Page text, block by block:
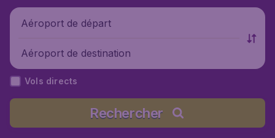
Aéroport de départ
Aéroport de destination
Vols directs
Rechercher